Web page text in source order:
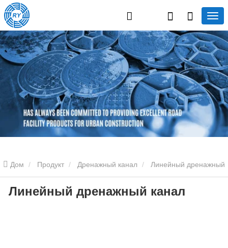
Дом Продукт Дренажный канал Линейный дренажный
канал Линейный дренажный канал
Линейный дренажный канал